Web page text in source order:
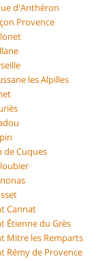
d'Anthéron
Provence
les Alpilles
de Cuques
Cannat
Étienne du Grès
Mitre les Remparts
Rémy de Provence